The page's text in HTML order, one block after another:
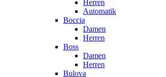
Herren
Automatik
Boccia
Damen
Herren
Boss
Damen
Herren
Bulova